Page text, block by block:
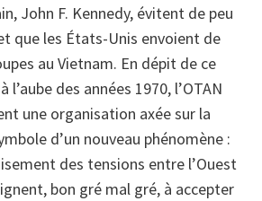
John F. Kennedy, évitent de peu
que les États-Unis envoient de
au Vietnam. En dépit de ce
des années 1970, l’OTAN
une organisation axée sur la
d’un nouveau phénomène :
des tensions entre l’Ouest
bon gré mal gré, à accepter